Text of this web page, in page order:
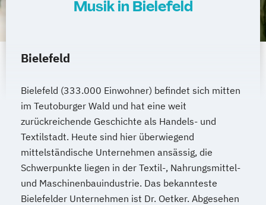
Musik in Bielefeld
Bielefeld
Bielefeld (333.000 Einwohner) befindet sich mitten
im Teutoburger Wald und hat eine weit
zurückreichende Geschichte als Handels- und
Textilstadt. Heute sind hier überwiegend
mittelständische Unternehmen ansässig, die
Schwerpunkte liegen in der Textil-, Nahrungsmittel-
und Maschinenbauindustrie. Das bekannteste
Bielefelder Unternehmen ist Dr. Oetker. Abgesehen